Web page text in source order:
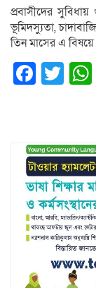
প্রবাসীদের
ভূমিদস্যুতা,
তিন মাসের এ